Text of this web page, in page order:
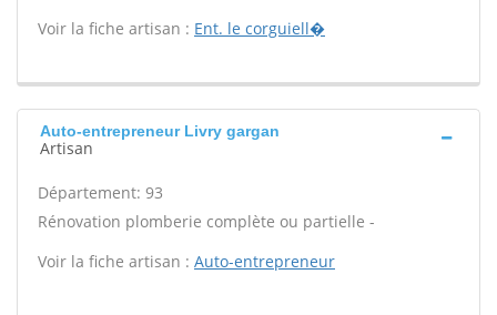
Voir la fiche artisan : Ent. le corguiell�
Auto-entrepreneur Livry gargan
Artisan
Département: 93
Rénovation plomberie complète ou partielle -
Voir la fiche artisan : Auto-entrepreneur